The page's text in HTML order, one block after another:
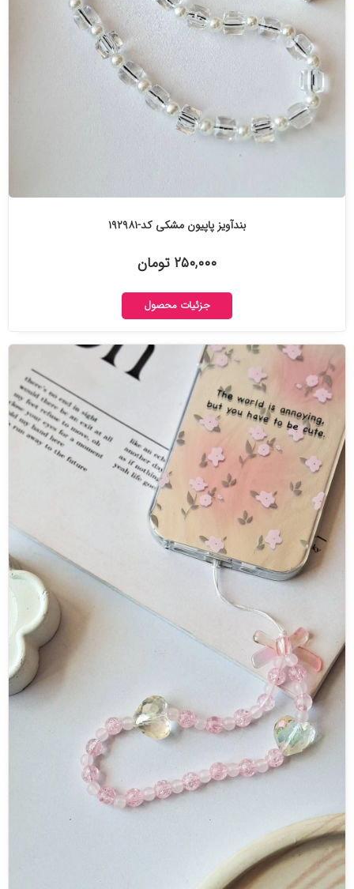
بندآویز پاپیون مشکی کد-۱۹۲۹۸۱
۲۵۰,۰۰۰ تومان
جزئیات محصول